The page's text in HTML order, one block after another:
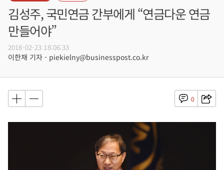
김성주, 국민연금 간부에게 “연금다운 연금
만들어야”
2018-02-23 18:06:33
이한재 기자 - piekielny@businesspost.co.kr
0